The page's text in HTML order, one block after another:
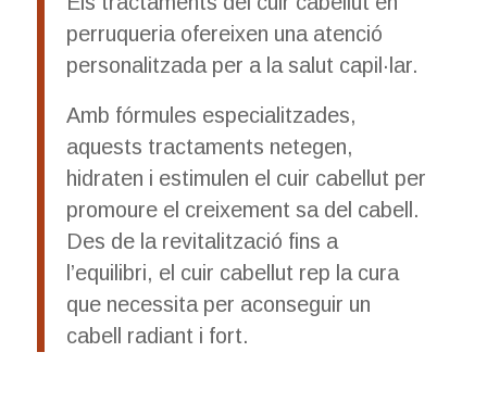
perruqueria ofereixen una atenció
personalitzada per a la salut capil·lar.
Amb fórmules especialitzades,
aquests tractaments netegen,
hidraten i estimulen el cuir cabellut per
promoure el creixement sa del cabell.
Des de la revitalització fins a
l’equilibri, el cuir cabellut rep la cura
que necessita per aconseguir un
cabell radiant i fort.